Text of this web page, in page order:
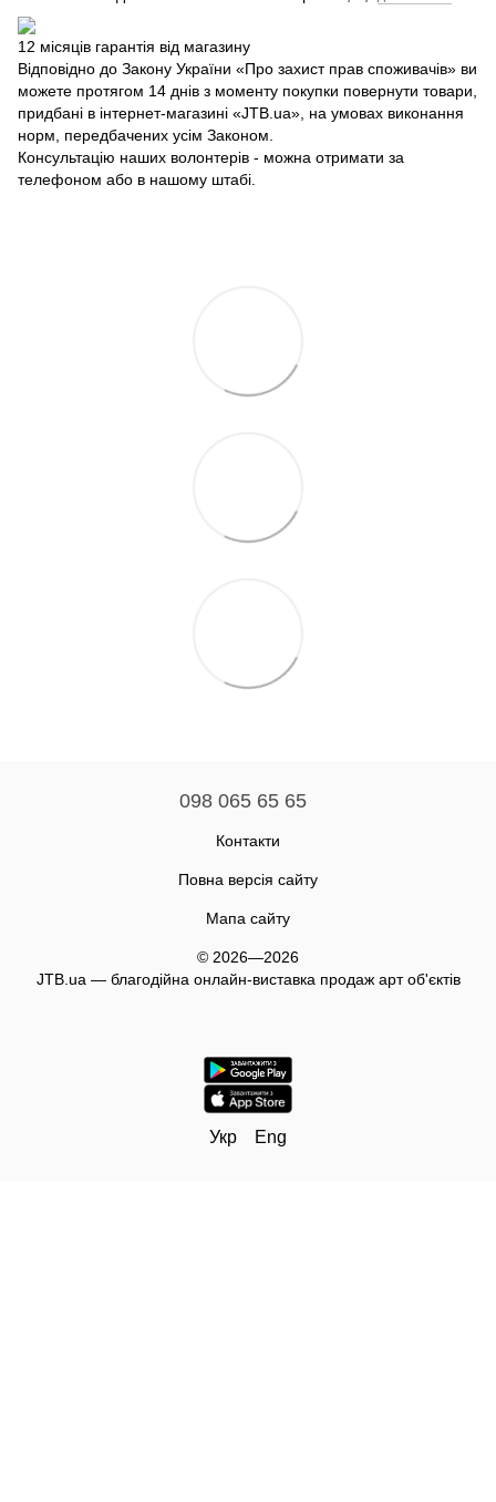
12 місяців гарантія від магазину
Відповідно до Закону України «Про захист прав споживачів» ви
можете протягом 14 днів з моменту покупки повернути товари,
придбані в інтернет-магазині «JTB.ua», на умовах виконання
норм, передбачених усім Законом.
Консультацію наших волонтерів - можна отримати за
телефоном або в нашому штабі.
098 065 65 65
Контакти
Повна версія сайту
Мапа сайту
© 2026—2026
JTB.ua — благодійна онлайн-виставка продаж арт об'єктів
Укр Eng